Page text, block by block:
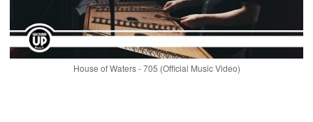
House of Waters - 705 (Official Music Video)